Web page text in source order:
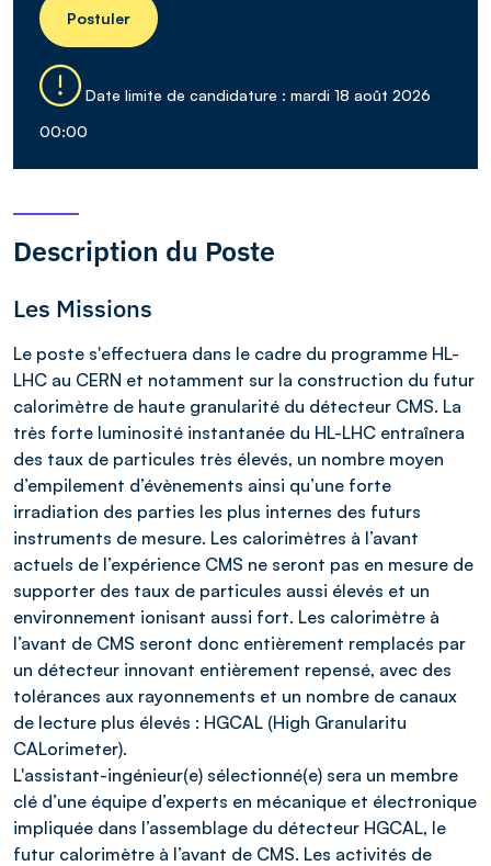
Postuler
Date limite de candidature : mardi 18 août 2026
00:00
Description du Poste
Les Missions
Le poste s'effectuera dans le cadre du programme HL-
LHC au CERN et notamment sur la construction du futur
calorimètre de haute granularité du détecteur CMS. La
très forte luminosité instantanée du HL-LHC entraînera
des taux de particules très élevés, un nombre moyen
d’empilement d’évènements ainsi qu’une forte
irradiation des parties les plus internes des futurs
instruments de mesure. Les calorimètres à l’avant
actuels de l’expérience CMS ne seront pas en mesure de
supporter des taux de particules aussi élevés et un
environnement ionisant aussi fort. Les calorimètre à
l’avant de CMS seront donc entièrement remplacés par
un détecteur innovant entièrement repensé, avec des
tolérances aux rayonnements et un nombre de canaux
de lecture plus élevés : HGCAL (High Granularitu
CALorimeter).
L'assistant-ingénieur(e) sélectionné(e) sera un membre
clé d’une équipe d’experts en mécanique et électronique
impliquée dans l’assemblage du détecteur HGCAL, le
futur calorimètre à l’avant de CMS. Les activités de